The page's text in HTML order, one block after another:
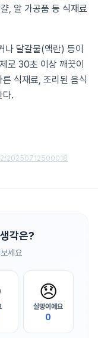
, 알 가공품 등 식재료
나 달걀물(액란) 등이
로 30초 이상 깨끗이
식재료, 조리된 음식
다.
20250712500018
각은?
세요
😞
실망이에요
0